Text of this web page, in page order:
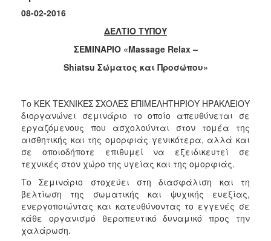
2020
2017
2015
2012
2011
ΔΗΜΟΣ
08-02-2016
ΔΕΛΤΙΟ ΤΥΠΟΥ
ΣΕΜΙΝΑΡΙΟ «Massage Relax–
Shiatsu Σώματος και Προσώπου»
Το ΚΕΚ ΤΕΧΝΙΚΕΣ ΣΧΟΛΕΣ ΕΠΙΜΕΛΗΤΗΡΙΟΥ ΗΡΑΚΛΕΙΟΥ
διοργανώνει σεμινάριο το οποίο απευθύνεται σε
εργαζόμενους που ασχολούνται στον τομέα της
αισθητικής και της ομορφιάς γενικότερα, αλλά και
σε οποιοδήποτε επιθυμεί να εξειδικευτεί σε
τεχνικές στον χώρο της υγείας και της ομορφιάς.
Το Σεμινάριο στοχεύει στη διασφάλιση και τη
βελτίωση της σωματικής και ψυχικής ευεξίας,
ενεργοποιώντας και κατευθύνοντας το εγγενές σε
κάθε οργανισμό θεραπευτικό δυναμικό προς την
χαλάρωση.